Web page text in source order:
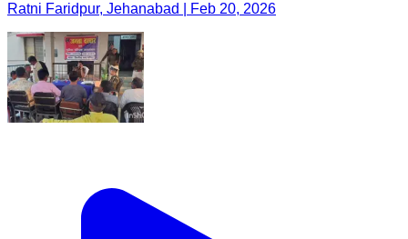
Ratni Faridpur, Jehanabad | Feb 20, 2026